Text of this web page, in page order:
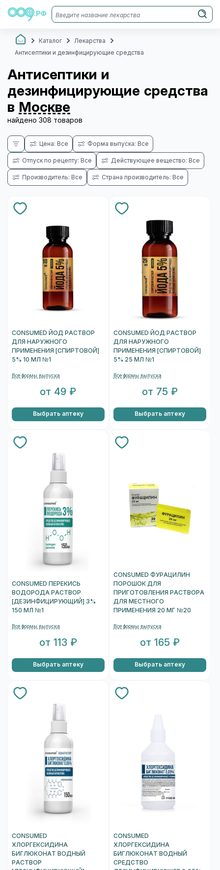
Каталог
Лекарства
Антисептики и дезинфицирующие средства
Антисептики и
дезинфицирующие средства
в Москве
найдено 308 товаров
Цена: Все Форма выпуска: Все
Отпуск по рецепту: Все Действующее вещество: Все
Производитель: Все Страна производитель: Все
CONSUMED ЙОД РАСТВОР
ДЛЯ НАРУЖНОГО
ПРИМЕНЕНИЯ [СПИРТОВОЙ]
5% 10 МЛ №1
Все формы выпуска
от 49 ₽
Выбрать аптеку
CONSUMED ЙОД РАСТВОР
ДЛЯ НАРУЖНОГО
ПРИМЕНЕНИЯ [СПИРТОВОЙ]
5% 25 МЛ №1
Все формы выпуска
от 75 ₽
Выбрать аптеку
CONSUMED ПЕРЕКИСЬ
ВОДОРОДА РАСТВОР
[ДЕЗИНФИЦИРУЮЩИЙ] 3%
150 МЛ №1
Все формы выпуска
от 113 ₽
Выбрать аптеку
CONSUMED ФУРАЦИЛИН
ПОРОШОК ДЛЯ
ПРИГОТОВЛЕНИЯ РАСТВОРА
ДЛЯ МЕСТНОГО
ПРИМЕНЕНИЯ 20 МГ №20
Все формы выпуска
от 165 ₽
Выбрать аптеку
CONSUMED
ХЛОРГЕКСИДИНА
БИГЛЮКОНАТ ВОДНЫЙ
РАСТВОР
CONSUMED
ХЛОРГЕКСИДИНА
БИГЛЮКОНАТ ВОДНЫЙ
СРЕДСТВО